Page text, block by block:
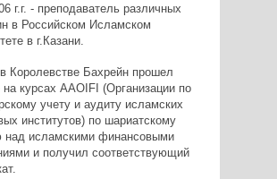
г.г. - преподаватель различных
в Российском Исламском
в г.Казани.
Королевстве Бахрейн прошел
на курсах AAOIFI (Организации по
учету и аудиту исламских
институтов) по шариатскому
над исламскими финансовыми
и получил соответствующий